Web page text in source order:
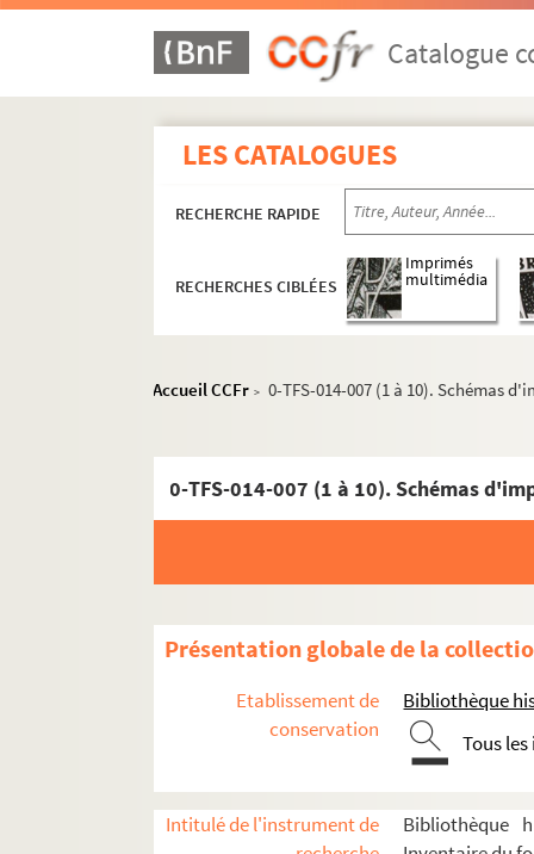
Catalogue
LES CATALOGUES
RECHERCHE RAPIDE
RECHERCHES CIBLÉES
Imprimés
multimédia
Accueil CCFr > 0-TFS-014-007 (1 à 10). Schémas
Présentation globale de la
Etablissement de
conservation
Bibliothèque
Tous
Intitulé de l'instrument de
Bibliothèque
Biographie
Scénographies pour le théâtre et l'opéra
Années 1947-1959
Années 1960-1969
Années 1980-1989